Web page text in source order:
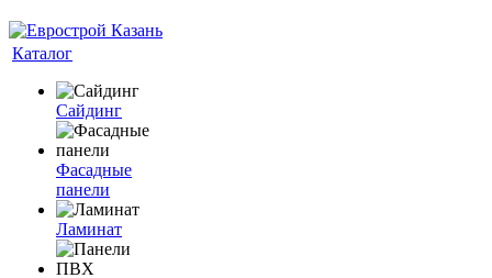
Каталог
Сайдинг
Фасадные
панели
Ламинат